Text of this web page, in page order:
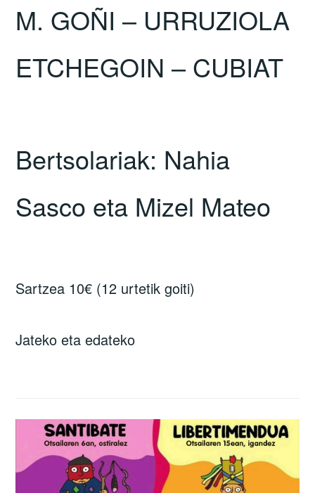
M. GOÑI – URRUZIOLA
ETCHEGOIN – CUBIAT
Bertsolariak: Nahia
Sasco eta Mizel Mateo
Sartzea 10€ (12 urtetik goiti)
Jateko eta edateko